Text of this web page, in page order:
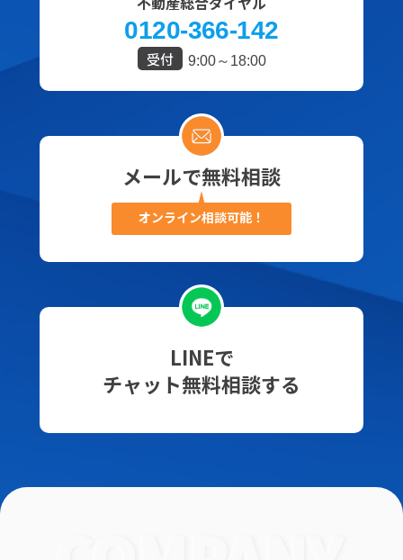
0120-366-142
受付 9:00～18:00
メールで無料相談
オンライン相談可能！
LINEで
チャット無料相談する